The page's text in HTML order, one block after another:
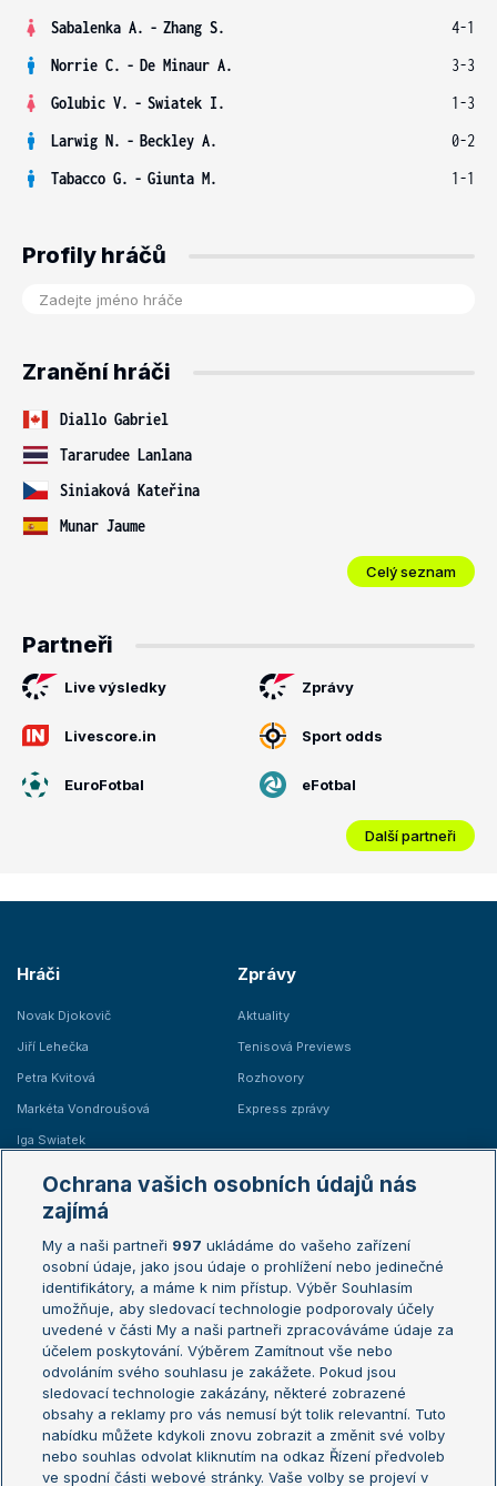
Sabalenka A. - Zhang S.
4-1
Norrie C. - De Minaur A.
3-3
Golubic V. - Swiatek I.
1-3
Larwig N. - Beckley A.
0-2
Tabacco G. - Giunta M. 1-1
Profily hráčů
Zranění hráči
Diallo Gabriel
Tararudee Lanlana
Siniaková Kateřina
Munar Jaume
Celý seznam
Partneři
Live výsledky Zprávy
Livescore.in Sport odds
EuroFotbal eFotbal
Další partneři
Hráči
Novak Djokovič
Jiří Lehečka
Petra Kvitová
Markéta Vondroušová
Iga Swiatek
Zprávy
Aktuality
Tenisová Previews
Rozhovory
Express zprávy
Žebříčky
Žebříček ATP (muži)
Žebříček WTA (ženy)
Sázkařský žebříček
Australian Open
French Open
Wimbledon
US Open
Turnaj mistrů
Turnaj mistryň
Aktualní trendy
Fotbalové přestupy
Ochrana vašich osobních údajů nás
zajímá
My a naši partneři 997 ukládáme do vašeho zařízení
osobní údaje, jako jsou údaje o prohlížení nebo jedinečné
identifikátory, a máme k nim přístup. Výběr Souhlasím
umožňuje, aby sledovací technologie podporovaly účely
uvedené v části My a naši partneři zpracováváme údaje za
účelem poskytování. Výběrem Zamítnout vše nebo
odvoláním svého souhlasu je zakážete. Pokud jsou
sledovací technologie zakázány, některé zobrazené
obsahy a reklamy pro vás nemusí být tolik relevantní. Tuto
nabídku můžete kdykoli znovu zobrazit a změnit své volby
nebo souhlas odvolat kliknutím na odkaz Řízení předvoleb
ve spodní části webové stránky. Vaše volby se projeví v